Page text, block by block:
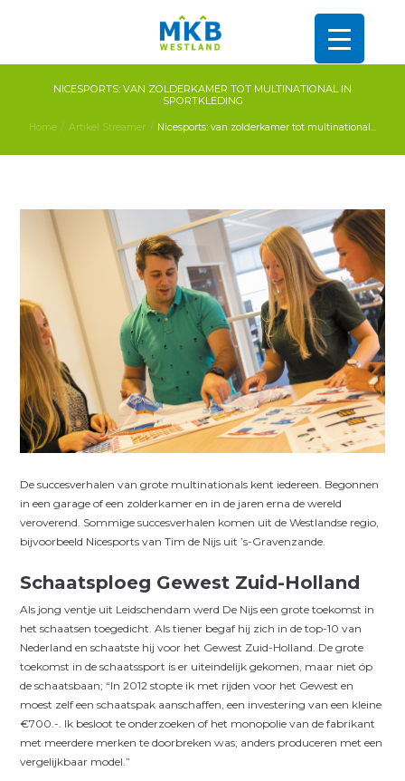
NICESPORTS: VAN ZOLDERKAMER TOT MULTINATIONAL IN
SPORTKLEDING
Home Artikel Streamer Nicesports: van zolderkamer tot multinational...
De succesverhalen van grote multinationals kent iedereen. Begonnen
in een garage of een zolderkamer en in de jaren erna de wereld
veroverend. Sommige succesverhalen komen uit de Westlandse regio,
bijvoorbeeld Nicesports van Tim de Nijs uit ’s-Gravenzande.
Schaatsploeg Gewest Zuid-Holland
Als jong ventje uit Leidschendam werd De Nijs een grote toekomst in
het schaatsen toegedicht. Als tiener begaf hij zich in de top-10 van
Nederland en schaatste hij voor het Gewest Zuid-Holland. De grote
toekomst in de schaatssport is er uiteindelijk gekomen, maar niet óp
de schaatsbaan; “In 2012 stopte ik met rijden voor het Gewest en
moest zelf een schaatspak aanschaffen, een investering van een kleine
€700.-. Ik besloot te onderzoeken of het monopolie van de fabrikant
met meerdere merken te doorbreken was; anders produceren met een
vergelijkbaar model.”